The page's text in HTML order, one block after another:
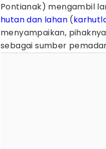
Pontianak) mengambil
hutan dan lahan (
menyampaikan,
sebagai sumber